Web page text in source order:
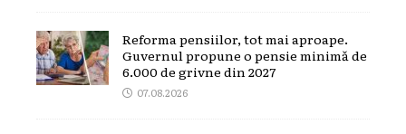
Reforma pensiilor, tot mai aproape.
Guvernul propune o pensie minimă de
6.000 de grivne din 2027
07.08.2026